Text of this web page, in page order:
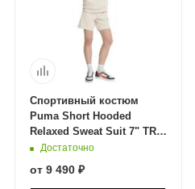
Спортивный костюм
Puma Short Hooded
Relaxed Sweat Suit 7" TR
op 68507687
Достаточно
от 9 490 ₽